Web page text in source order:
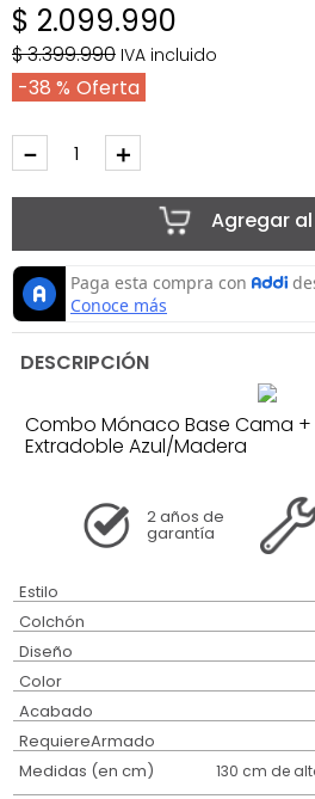
$ 2.099.990
$3.399.990 IVA incluido
38 %
＋
－
Agregar
DESCRIPCIÓN
Combo Mónaco Base Cama
Extradoble Azul/Madera
2 años de
garantía
Estilo
Colchón
Diseño
Color
Acabado
RequiereArmado
Medidas (en cm) 130 cm de